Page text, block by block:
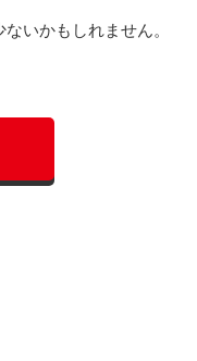
いかもしれません。